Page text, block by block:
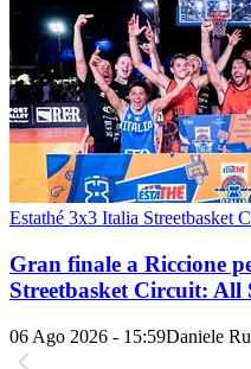
Estathé 3x3 Italia Streetbasket
Gran finale a Riccione
Streetbasket Circuit:
06 Ago 2026 - 15:59Daniele